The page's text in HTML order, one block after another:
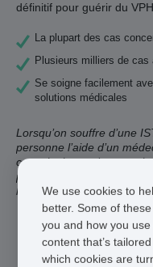
définitif pour guérir du VPH.
La plupart des cas
Plusieurs milliers de cas
Se soigne facilement
solutions médicales
Lorsqu’on souffre d’une
personne l’aide d’un
consultation et de
procurer depuis notre site
les verrues génitales.
We use cookies to
better. Some of
you and how you
content that’s
which cookies are